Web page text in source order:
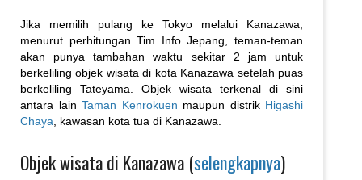
Jika memilih pulang ke Tokyo melalui Kanazawa,
menurut perhitungan Tim Info Jepang, teman-teman
akan punya tambahan waktu sekitar 2 jam untuk
berkeliling objek wisata di kota Kanazawa setelah puas
berkeliling Tateyama. Objek wisata terkenal di sini
antara lain Taman Kenrokuen maupun distrik Higashi
Chaya , kawasan kota tua di Kanazawa.
Objek wisata di Kanazawa (selengkapnya)